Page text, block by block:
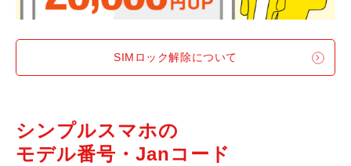
SIMロック解除について
シンプルスマホの
モデル番号・Janコード